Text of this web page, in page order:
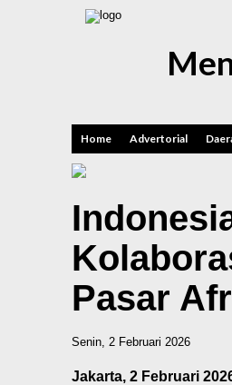
Home Advertorial
Pasar
Senin, 2 Februari 2026
Jakarta, 2 Februari